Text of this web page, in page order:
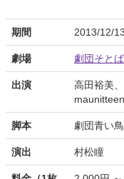
期間 2013/12/
劇場 劇団そと
出演
高田裕美
脚本 劇団青い
演出 村松瞳